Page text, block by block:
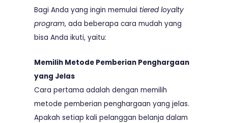
Bagi Anda yang ingin memulai tiered loyalty
program, ada beberapa cara mudah yang
bisa Anda ikuti, yaitu:
Memilih Metode Pemberian Penghargaan
yang Jelas
Cara pertama adalah dengan memilih
metode pemberian penghargaan yang jelas.
Apakah setiap kali pelanggan belanja dalam